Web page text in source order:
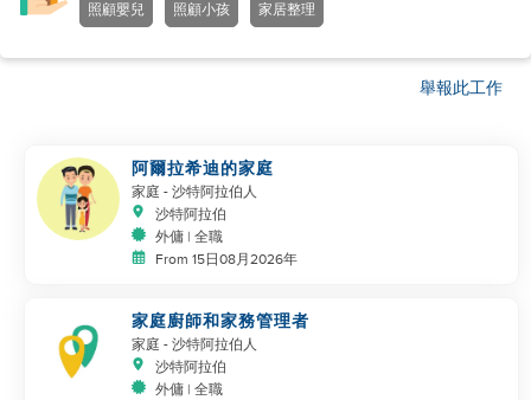
照顧嬰兒 照顧小孩 家居整理
舉報此工作
阿爾拉希迪的家庭
家庭 - 沙特阿拉伯人
沙特阿拉伯
外傭 | 全職
From 15日08月2026年
家庭廚師和家務管理者
家庭 - 沙特阿拉伯人
沙特阿拉伯
外傭 | 全職